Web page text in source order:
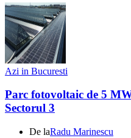
Azi in Bucuresti
Parc fotovoltaic de 5
Sectorul 3
De laRadu Marinescu